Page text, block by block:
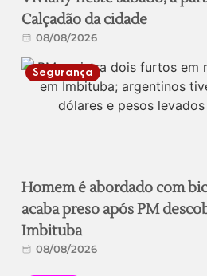
Calçadão da cidade
08/08/2026
Segurança
Homem é abordado com
acaba preso após PM
Imbituba
08/08/2026